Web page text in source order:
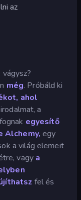
az
még. Próbáld ki
ahol
a
egyesítő
Alchemy, egy
a világ elemeit
vagy a
fel és